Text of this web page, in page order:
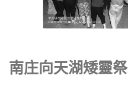
南庄向天湖矮靈祭